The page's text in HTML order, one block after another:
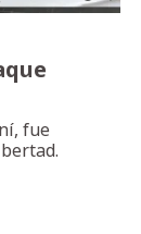
fue